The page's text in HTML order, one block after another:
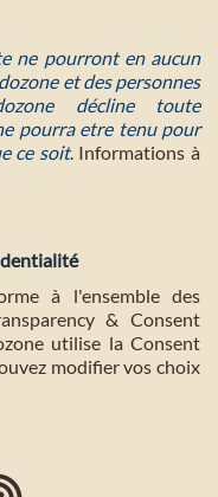
ne pourront en aucun
et des personnes
décline toute
pourra etre tenu pour
ce soit. Informations à
à l'ensemble des
& Consent
utilise la Consent
modifier vos choix